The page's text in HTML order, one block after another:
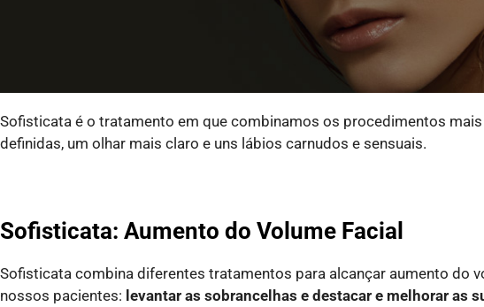
Sofisticata é o tratamento em que combinamos os procedimentos
definidas, um olhar mais claro e uns lábios carnudos e sensuais.
Sofisticata: Aumento do Volume Facial
Sofisticata combina diferentes tratamentos para alcançar aumento do
nossos pacientes: levantar as sobrancelhas e destacar e melhorar as